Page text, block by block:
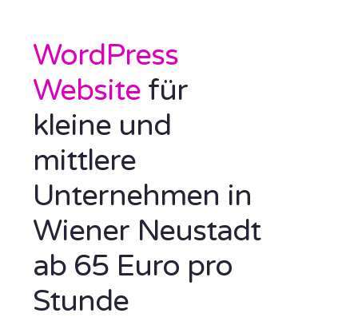
WordPress
Website für
kleine und
mittlere
Unternehmen in
Wiener Neustadt
ab 65 Euro pro
Stunde